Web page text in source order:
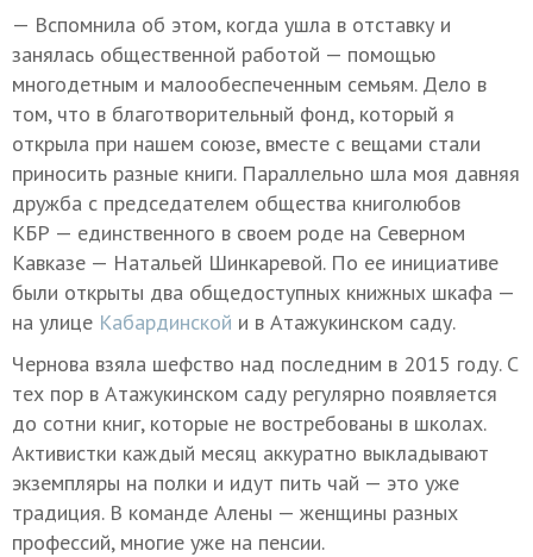
— Вспомнила об этом, когда ушла в отставку и
занялась общественной работой — помощью
многодетным и малообеспеченным семьям. Дело в
том, что в благотворительный фонд, который я
открыла при нашем союзе, вместе с вещами стали
приносить разные книги. Параллельно шла моя давняя
дружба с председателем общества книголюбов
КБР — единственного в своем роде на Северном
Кавказе — Натальей Шинкаревой. По ее инициативе
были открыты два общедоступных книжных шкафа —
на улице Кабардинской и в Атажукинском саду.
Чернова взяла шефство над последним в 2015 году. С
тех пор в Атажукинском саду регулярно появляется
до сотни книг, которые не востребованы в школах.
Активистки каждый месяц аккуратно выкладывают
экземпляры на полки и идут пить чай — это уже
традиция. В команде Алены — женщины разных
профессий, многие уже на пенсии.